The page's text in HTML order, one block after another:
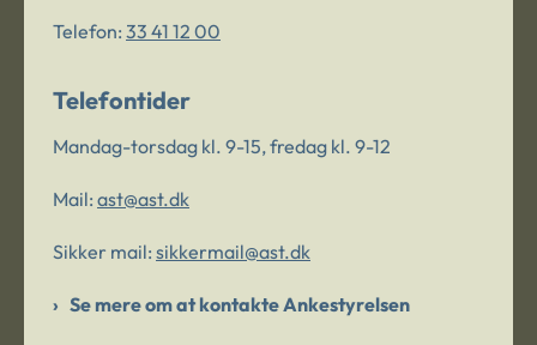
Telefon: 33 41 12 00
Telefontider
Mandag-torsdag kl. 9-15, fredag kl. 9-12
Mail: ast@ast.dk
Sikker mail: sikkermail@ast.dk
Se mere om at kontakte Ankestyrelsen